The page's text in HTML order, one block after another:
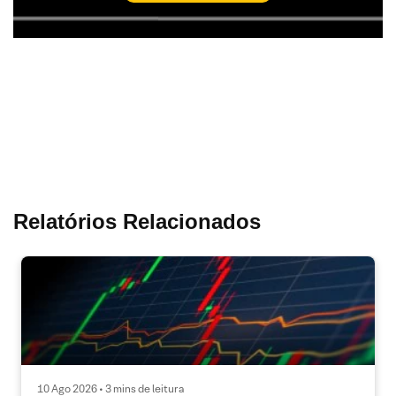
Relatórios Relacionados
10 Ago 2026 • 3 mins de leitura